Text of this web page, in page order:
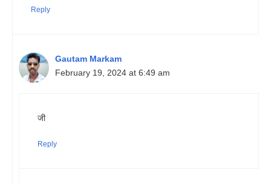
Reply
Gautam Markam
February 19, 2024 at 6:49 am
जी
Reply